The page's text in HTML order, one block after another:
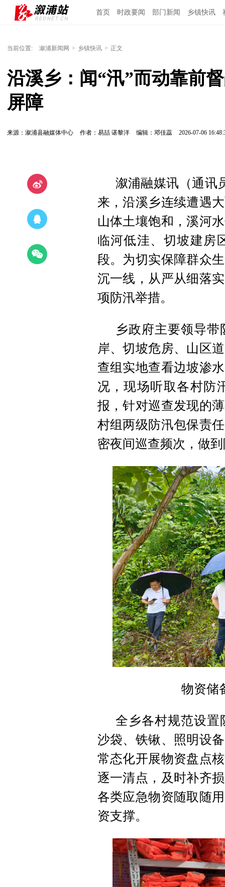
首页 时政要闻 部门新闻 乡镇快讯
当前位置: 溆浦新闻网 > 乡镇快讯 > 正文
沿溪乡：闻“汛”而动靠前
屏障
来源：溆浦县融媒体中心 作者：易喆 谌黎洋 编辑：邓佳蕊 2026-07-06
溆浦融媒讯（通讯
来，沿溪乡连续遭遇
山体土壤饱和，溪河
临河低洼、切坡建房
段。为切实保障群众
沉一线，从严从细落
项防汛举措。
乡政府主要领导
岸、切坡危房、山区
查组实地查看边坡渗
况，现场听取各村防
报，针对巡查发现的
村组两级防汛包保责
密夜间巡查频次，做
物资储
全乡各村规范设置
沙袋、铁锹、照明设
常态化开展物资盘点
逐一清点，及时补齐
各类应急物资随取随
资支撑。